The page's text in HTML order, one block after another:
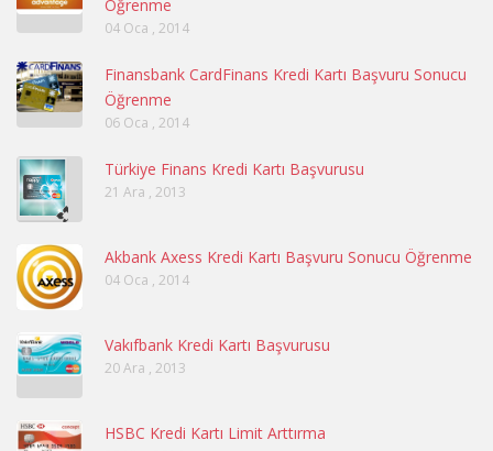
Öğrenme
04 Oca , 2014
Finansbank CardFinans Kredi Kartı Başvuru Sonucu
Öğrenme
06 Oca , 2014
Türkiye Finans Kredi Kartı Başvurusu
21 Ara , 2013
Akbank Axess Kredi Kartı Başvuru Sonucu Öğrenme
04 Oca , 2014
Vakıfbank Kredi Kartı Başvurusu
20 Ara , 2013
HSBC Kredi Kartı Limit Arttırma